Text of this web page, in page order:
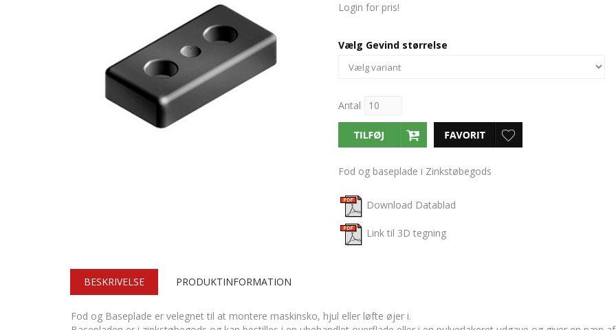
Login for pris!
Vælg Gevind størrelse
Antal
Fod og baseplade i Zinkstøbegods
Download Datablad
Link til 3D tegning
BESKRIVELSE PRODUKTINFORMATION
Fod og Baseplade er velegnet til at montere maskinsko, hjul eller løfte øjer i.